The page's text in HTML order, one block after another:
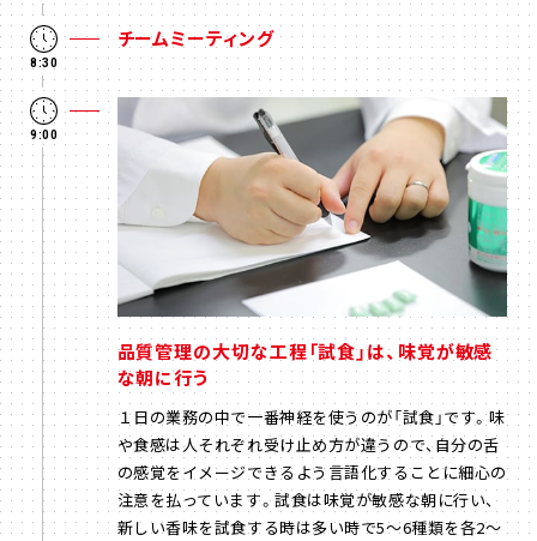
8:30
チームミーティング
9:00
品質管理の大切な工程「試食」は、味覚が敏感
な朝に行う
１日の業務の中で一番神経を使うのが「試食」です。味
や食感は人それぞれ受け止め方が違うので、自分の舌
の感覚をイメージできるよう言語化することに細心の
注意を払っています。試食は味覚が敏感な朝に行い、
新しい香味を試食する時は多い時で5〜6種類を各2〜